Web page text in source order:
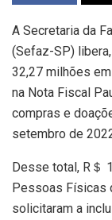
A Secretaria da
(Sefaz-SP)
32,27 milhões
na Nota Fiscal
compras e
setembro de
Desse total, R＄
Pessoas Físicas
solicitaram a